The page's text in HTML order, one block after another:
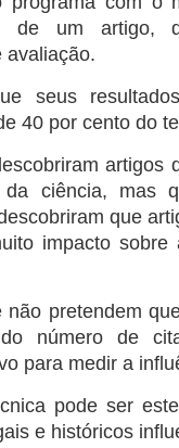
de um artigo,
avaliação.
seus
40 por cento do
artigos
da ciência, mas
que
impacto sobre
pretendem
número de
para medir a
pode ser
e históricos